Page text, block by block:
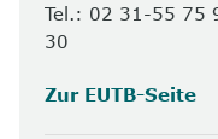
Tel.: 02 31-55 75
30
Zur EUTB-Seite